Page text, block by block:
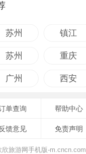
苏州 镇江
苏州 重庆
广州 西安
单查询 帮助中心
反馈意见 免责声明
欣旅游网手机版-m.cncn.com